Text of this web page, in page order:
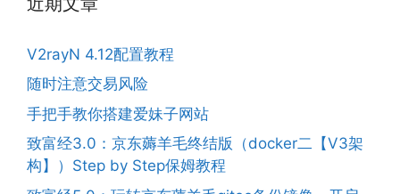
V2rayN 4.12配置教程
随时注意交易风险
手把手教你搭建爱妹子网站
致富经3.0：京东薅羊毛终结版（docker二【V3架
构】）Step by Step保姆教程